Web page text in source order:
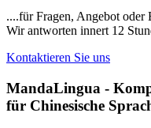
....für Fragen, Angebot oder
Wir antworten innert 12
Kontaktieren Sie uns
MandaLingua -
für Chinesische